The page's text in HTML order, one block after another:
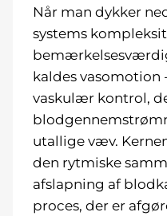
Når man dykker
systems
kaldes vasomotion
vaskulær kontrol,
utallige væv.
den rytmiske
afslapning af
proces, der er